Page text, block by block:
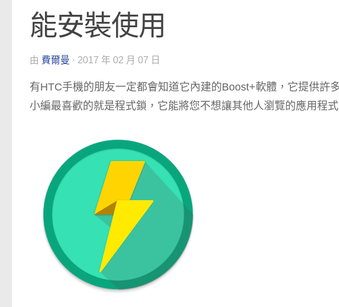
能安裝使用
由 費爾曼 · 2017 年 02 月 07 日
有HTC手機的朋友一定都會知道它內建的Boost+軟體，它提供許
小編最喜歡的就是程式鎖，它能將您不想讓其他人瀏覽的應用程